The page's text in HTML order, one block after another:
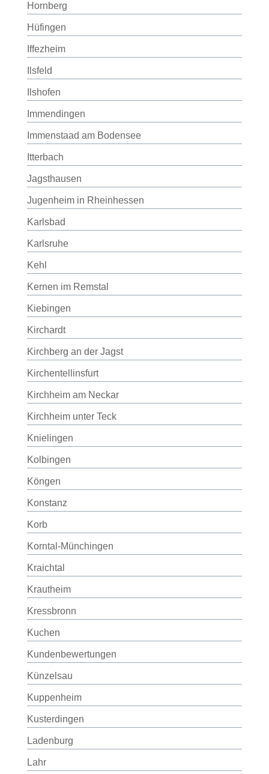
Hornberg
Hüfingen
Iffezheim
Ilsfeld
Ilshofen
Immendingen
Immenstaad am Bodensee
Itterbach
Jagsthausen
Jugenheim in Rheinhessen
Karlsbad
Karlsruhe
Kehl
Kernen im Remstal
Kiebingen
Kirchardt
Kirchberg an der Jagst
Kirchentellinsfurt
Kirchheim am Neckar
Kirchheim unter Teck
Knielingen
Kolbingen
Köngen
Konstanz
Korb
Korntal-Münchingen
Kraichtal
Krautheim
Kressbronn
Kuchen
Kundenbewertungen
Künzelsau
Kuppenheim
Kusterdingen
Ladenburg
Lahr